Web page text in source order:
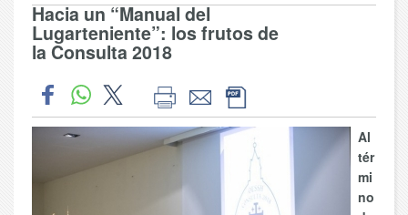
Hacia un “Manual del
Lugarteniente”: los frutos de
la Consulta 2018
Al
tér
mi
no